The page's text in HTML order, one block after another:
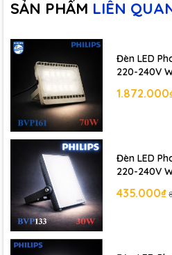
⏳Tuổi thọ cao, vận hành bền bỉ
🏠 Ứng dụng
Chiếu sángnhà xưởng, kho
Sân thể thao, bãi đỗ xe, khu
Mặt tiền tòa nhà, bảng hiệu lớn
📝 Lưu ý khi sử dụng
SẢN PHẨM LIÊN
Đèn LED
220-240V
Đèn LED
220-240V
435.000₫